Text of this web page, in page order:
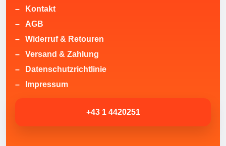
Kontakt
AGB
Widerruf & Retouren
Versand & Zahlung
Datenschutzrichtlinie
Impressum
+43 1 4420251